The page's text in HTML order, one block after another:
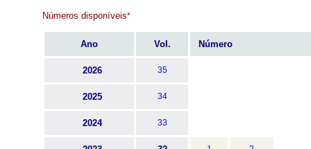
Números disponíveis*
Ano Vol. Número
2026 35
2025 34
2024 33